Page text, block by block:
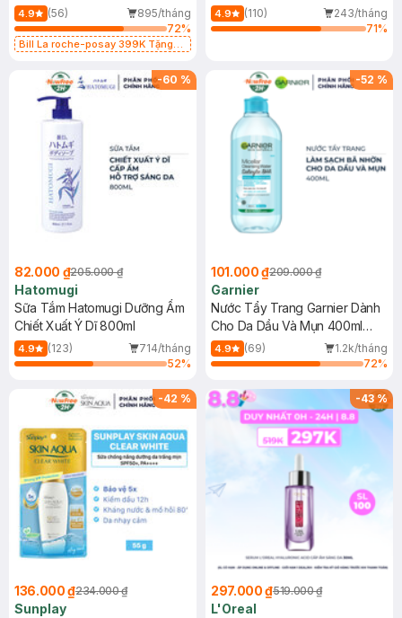
Dụng 40ml
4.9 (56)
895/tháng
72%
Bill La roche-posay 399K Tặng
(SL có hạn)
40ml
4.9 (110)
243/tháng
71%
-60 %
82.000 ₫205.000 ₫
Hatomugi
Sữa Tắm Hatomugi Dưỡng Ẩm
Chiết Xuất Ý Dĩ 800ml
4.9 (123)
714/tháng
52%
-52 %
101.000 ₫209.000 ₫
Garnier
Nước Tẩy Trang Garnier Dành
Cho Da Dầu Và Mụn 400ml
(Mới)
4.9 (69)
1.2k/tháng
72%
-42 %
136.000 ₫234.000 ₫
Sunplay
-43%
297.000 ₫519.000 ₫
L'Oreal